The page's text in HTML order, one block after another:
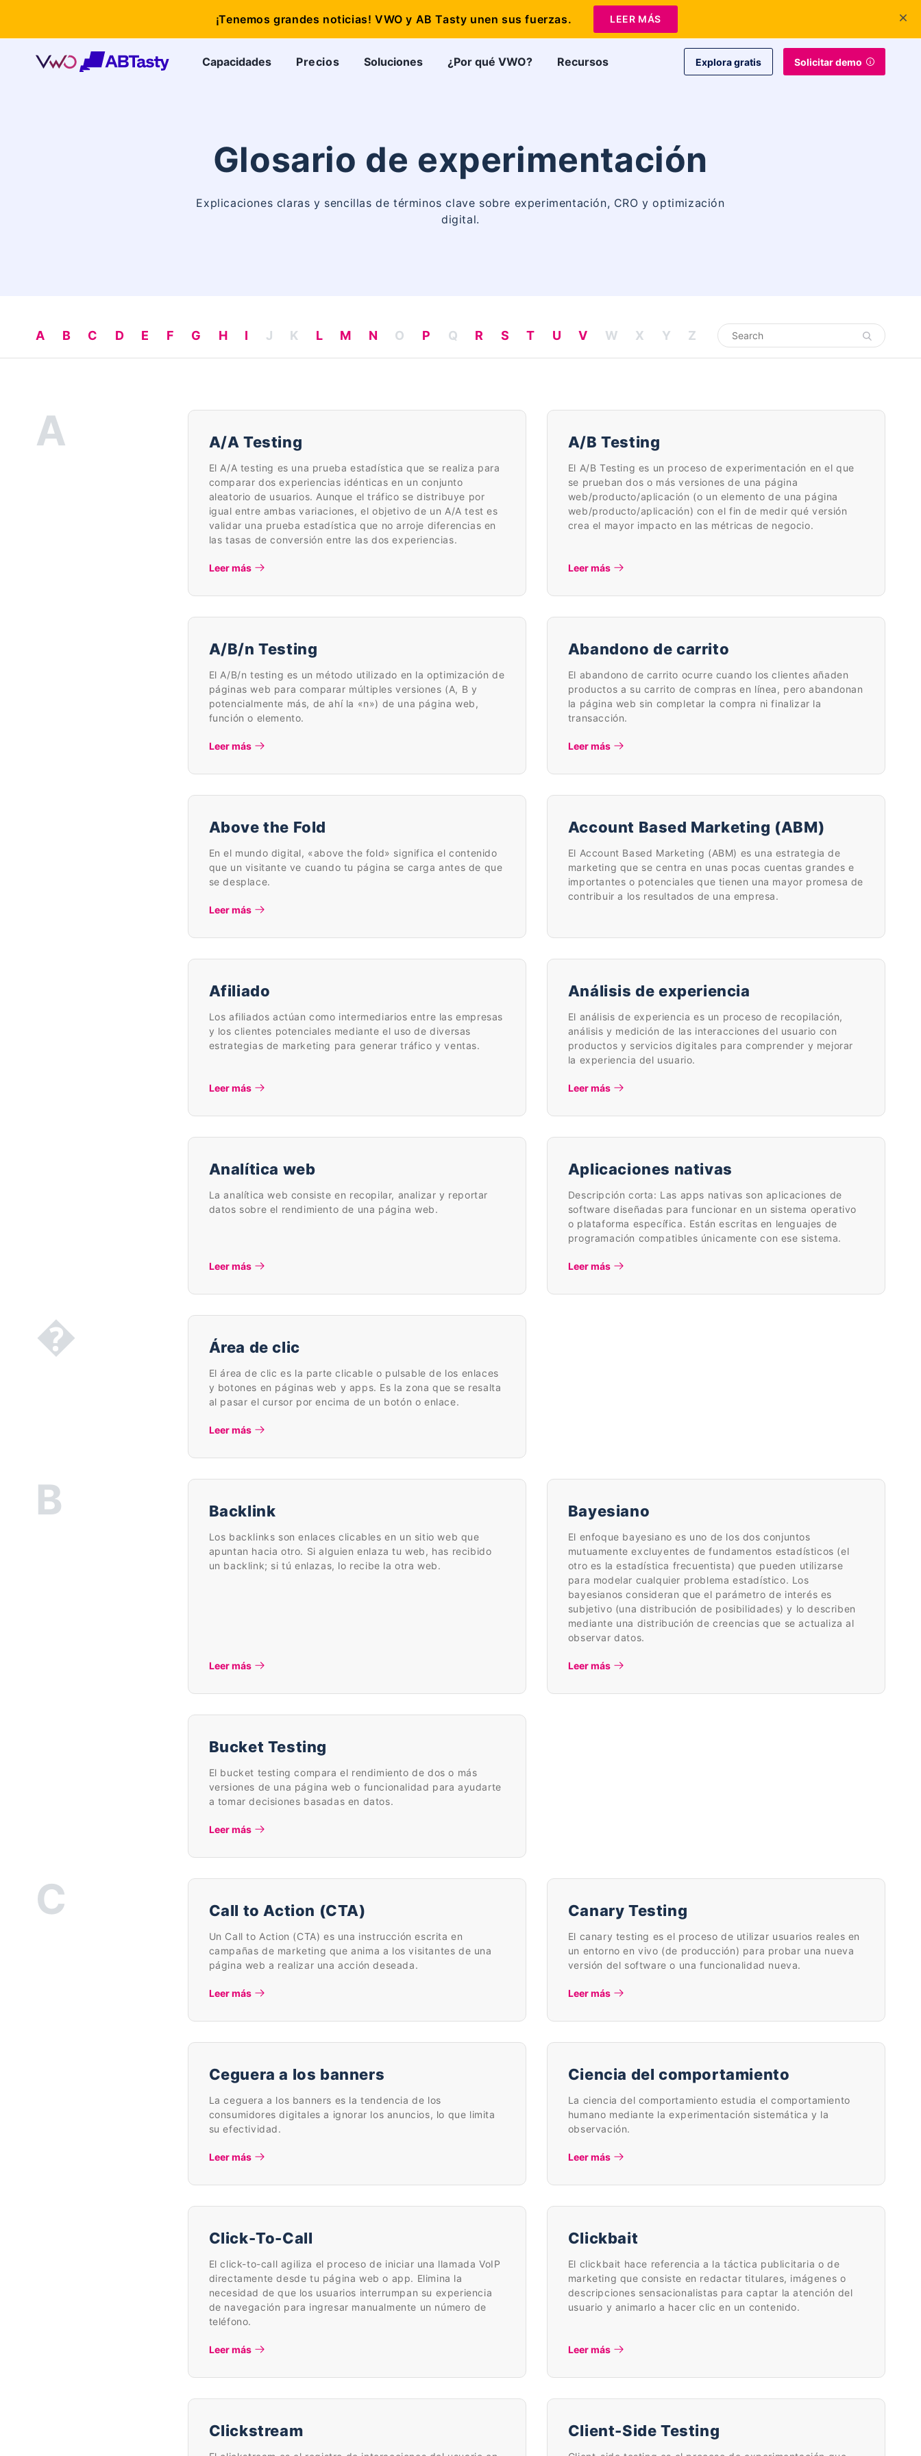
+1 415-349-3207
Capacidades Precios Soluciones ¿Por qué VWO? Recursos Explora gratis Solicitar demo
Glosario de experimentación
Explicaciones claras y sencillas de términos clave sobre experimentación, CRO y optimización
digital.
A B C D E F G H I J K L M N O P Q R S T U V W X Y Z
A A/A Testing
El A/A testing es una prueba estadística que se realiza para
comparar dos experiencias idénticas en un conjunto
aleatorio de usuarios. Aunque el tráfico se distribuye por
igual entre ambas variaciones, el objetivo de un A/A test es
validar una prueba estadística que no arroje diferencias en
las tasas de conversión entre las dos experiencias.
Leer más
A/B Testing
El A/B Testing es un proceso de experimentación en el que
se prueban dos o más versiones de una página
web/producto/aplicación (o un elemento de una página
web/producto/aplicación) con el fin de medir qué versión
crea el mayor impacto en las métricas de negocio.
Leer más
A/B/n Testing
El A/B/n testing es un método utilizado en la optimización de
páginas web para comparar múltiples versiones (A, B y
potencialmente más, de ahí la «n») de una página web,
función o elemento.
Leer más
Abandono de carrito
El abandono de carrito ocurre cuando los clientes añaden
productos a su carrito de compras en línea, pero abandonan
la página web sin completar la compra ni finalizar la
transacción.
Leer más
Above the Fold
En el mundo digital, «above the fold» significa el contenido
que un visitante ve cuando tu página se carga antes de que
se desplace.
Leer más
Account Based Marketing (ABM)
El Account Based Marketing (ABM) es una estrategia de
marketing que se centra en unas pocas cuentas grandes e
importantes o potenciales que tienen una mayor promesa de
contribuir a los resultados de una empresa.
Afiliado
Los afiliados actúan como intermediarios entre las empresas
y los clientes potenciales mediante el uso de diversas
estrategias de marketing para generar tráfico y ventas.
Leer más
Análisis de experiencia
El análisis de experiencia es un proceso de recopilación,
análisis y medición de las interacciones del usuario con
productos y servicios digitales para comprender y mejorar
la experiencia del usuario.
Leer más
Analítica web
La analítica web consiste en recopilar, analizar y reportar
datos sobre el rendimiento de una página web.
Leer más
Aplicaciones nativas
Descripción corta: Las apps nativas son aplicaciones de
software diseñadas para funcionar en un sistema operativo
o plataforma específica. Están escritas en lenguajes de
programación compatibles únicamente con ese sistema.
Leer más
� Área de clic
El área de clic es la parte clicable o pulsable de los enlaces
y botones en páginas web y apps. Es la zona que se resalta
al pasar el cursor por encima de un botón o enlace.
Leer más
B Backlink
Los backlinks son enlaces clicables en un sitio web que
apuntan hacia otro. Si alguien enlaza tu web, has recibido
un backlink; si tú enlazas, lo recibe la otra web.
Leer más
Bayesiano
El enfoque bayesiano es uno de los dos conjuntos
mutuamente excluyentes de fundamentos estadísticos (el
otro es la estadística frecuentista) que pueden utilizarse
para modelar cualquier problema estadístico. Los
bayesianos consideran que el parámetro de interés es
subjetivo (una distribución de posibilidades) y lo describen
mediante una distribución de creencias que se actualiza al
observar datos.
Leer más
Bucket Testing
El bucket testing compara el rendimiento de dos o más
versiones de una página web o funcionalidad para ayudarte
a tomar decisiones basadas en datos.
Leer más
C Call to Action (CTA)
Un Call to Action (CTA) es una instrucción escrita en
campañas de marketing que anima a los visitantes de una
página web a realizar una acción deseada.
Leer más
Canary Testing
El canary testing es el proceso de utilizar usuarios reales en
un entorno en vivo (de producción) para probar una nueva
versión del software o una funcionalidad nueva.
Leer más
Ceguera a los banners
La ceguera a los banners es la tendencia de los
consumidores digitales a ignorar los anuncios, lo que limita
su efectividad.
Leer más
Ciencia del comportamiento
La ciencia del comportamiento estudia el comportamiento
humano mediante la experimentación sistemática y la
observación.
Leer más
Click-To-Call
El click-to-call agiliza el proceso de iniciar una llamada VoIP
directamente desde tu página web o app. Elimina la
necesidad de que los usuarios interrumpan su experiencia
de navegación para ingresar manualmente un número de
teléfono.
Leer más
Clickbait
El clickbait hace referencia a la táctica publicitaria o de
marketing que consiste en redactar titulares, imágenes o
descripciones sensacionalistas para captar la atención del
usuario y animarlo a hacer clic en un contenido.
Leer más
Clickstream Client-Side Testing
¡Tenemos grandes noticias! VWO y AB Tasty unen sus fuerzas. LEER MÁS